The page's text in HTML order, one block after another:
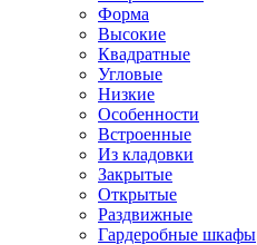
Форма
Высокие
Квадратные
Угловые
Низкие
Особенности
Встроенные
Из кладовки
Закрытые
Открытые
Раздвижные
Гардеробные шкафы